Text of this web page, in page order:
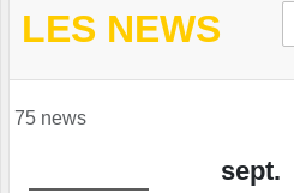
LES NEWS
75 news
sept.